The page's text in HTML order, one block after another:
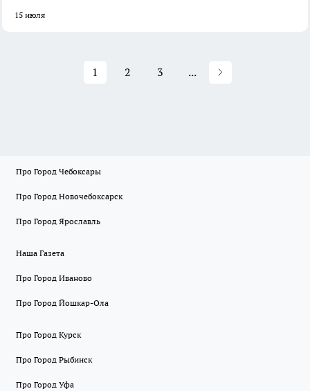
15 июля
1 2 3 ...
Про Город Чебоксары
Про Город Новочебоксарск
Про Город Ярославль
Наша Газета
Про Город Иваново
Про Город Йошкар-Ола
Про Город Курск
Про Город Рыбинск
Про Город Уфа